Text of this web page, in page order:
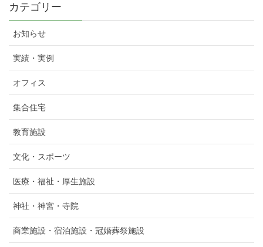
カテゴリー
お知らせ
実績・実例
オフィス
集合住宅
教育施設
文化・スポーツ
医療・福祉・厚生施設
神社・神宮・寺院
商業施設・宿泊施設・冠婚葬祭施設